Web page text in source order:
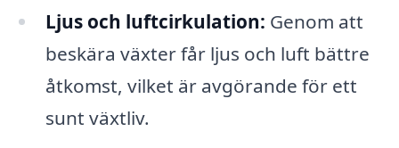
Ljus och luftcirkulation: Genom att
beskära växter får ljus och luft bättre
åtkomst, vilket är avgörande för ett
sunt växtliv.